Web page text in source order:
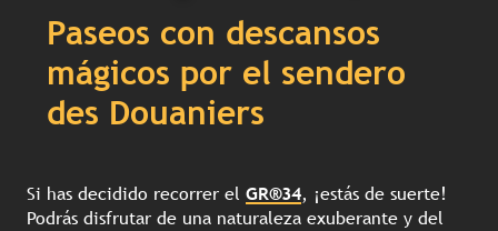
Paseos con descansos
mágicos por el sendero
des Douaniers
Si has decidido recorrer el GR®34, ¡estás de suerte!
Podrás disfrutar de una naturaleza exuberante y del